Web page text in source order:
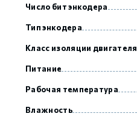
Число бит энкодера
Тип энкодера
Класс изоляции двигателя
Питание
Рабочая температура
Влажность